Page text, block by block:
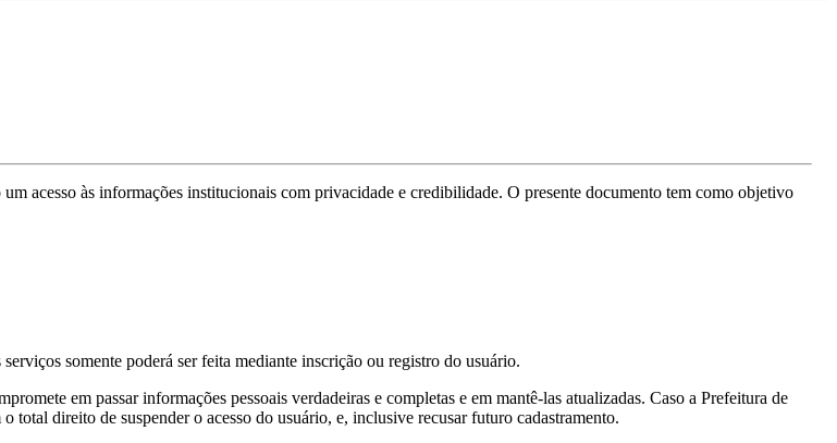
acesso às informações institucionais com privacidade e credibilidade. O presente documento tem como objetivo
somente poderá ser feita mediante inscrição ou registro do usuário.
em passar informações pessoais verdadeiras e completas e em mantê-las atualizadas. Caso a Prefeitura de
total direito de suspender o acesso do usuário, e, inclusive recusar futuro cadastramento.